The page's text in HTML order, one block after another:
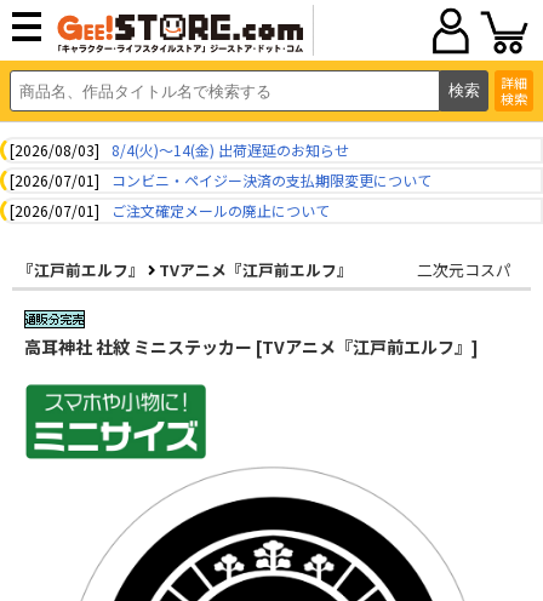
詳細
検索
[2026/08/03]
8/4(火)～14(金) 出荷遅延のお知らせ
[2026/07/01]
コンビニ・ペイジー決済の支払期限変更について
[2026/07/01]
ご注文確定メールの廃止について
『江戸前エルフ』 TVアニメ『江戸前エルフ』 二次元コスパ
高耳神社 社紋 ミニステッカー [TVアニメ『江戸前エルフ』]